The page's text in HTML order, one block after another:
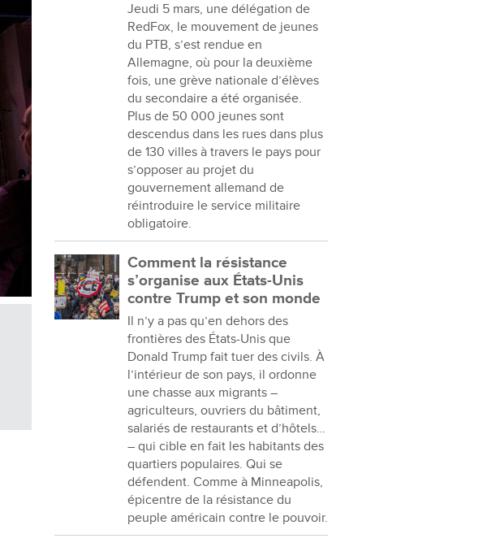
Jeudi 5 mars, une délégation de
RedFox, le mouvement de jeunes
du PTB, s’est rendue en
Allemagne, où pour la deuxième
fois, une grève nationale d’élèves
du secondaire a été organisée.
Plus de 50 000 jeunes sont
descendus dans les rues dans plus
de 130 villes à travers le pays pour
s’opposer au projet du
gouvernement allemand de
réintroduire le service militaire
obligatoire.
Comment la résistance
s’organise aux États-Unis
contre Trump et son monde
Il n’y a pas qu’en dehors des
frontières des États-Unis que
Donald Trump fait tuer des civils. À
l’intérieur de son pays, il ordonne
une chasse aux migrants –
agriculteurs, ouvriers du bâtiment,
salariés de restaurants et d’hôtels…
– qui cible en fait les habitants des
quartiers populaires. Qui se
défendent. Comme à Minneapolis,
épicentre de la résistance du
peuple américain contre le pouvoir.